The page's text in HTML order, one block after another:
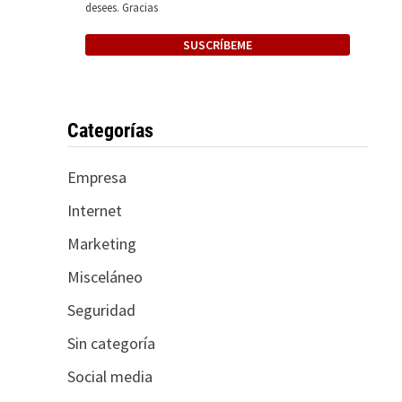
desees. Gracias
Categorías
Empresa
Internet
Marketing
Misceláneo
Seguridad
Sin categoría
Social media